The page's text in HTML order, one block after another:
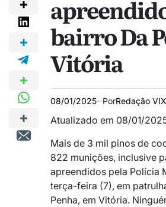
bairro Da
Vitória
08/01/2025 PorRedação
Atualizado em 08/01/2025
Mais de 3 mil pinos de
822 munições, inclusive
apreendidos pela Polícia
terça-feira (7), em
Penha, em Vitória.